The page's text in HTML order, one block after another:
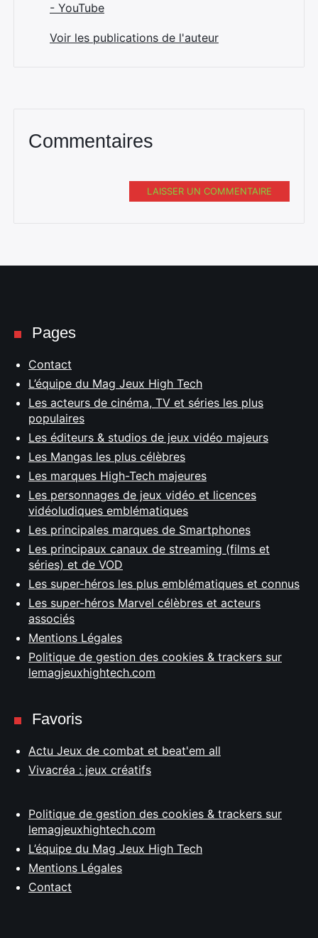
- YouTube
Voir les publications de l'auteur
Commentaires
LAISSER UN COMMENTAIRE
Pages
Contact
L’équipe du Mag Jeux High Tech
Les acteurs de cinéma, TV et séries les plus
populaires
Les éditeurs & studios de jeux vidéo majeurs
Les Mangas les plus célèbres
Les marques High-Tech majeures
Les personnages de jeux vidéo et licences
vidéoludiques emblématiques
Les principales marques de Smartphones
Les principaux canaux de streaming (films et
séries) et de VOD
Les super-héros les plus emblématiques et connus
Les super-héros Marvel célèbres et acteurs
associés
Mentions Légales
Politique de gestion des cookies & trackers sur
lemagjeuxhightech.com
Favoris
Actu Jeux de combat et beat'em all
Vivacréa : jeux créatifs
Politique de gestion des cookies & trackers sur
lemagjeuxhightech.com
L’équipe du Mag Jeux High Tech
Mentions Légales
Contact